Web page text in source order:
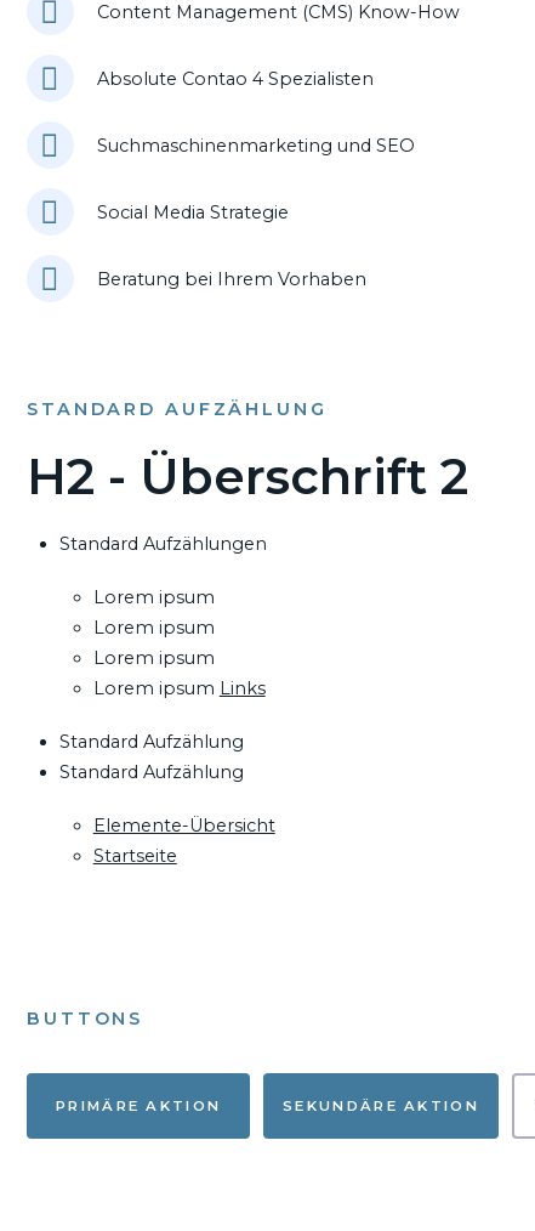
Content Management (CMS) Know-How
Absolute Contao 4 Spezialisten
Suchmaschinenmarketing und SEO
Social Media Strategie
Beratung bei Ihrem Vorhaben
STANDARD AUFZÄHLUNG
H2 - Überschrift 2
Standard Aufzählungen
Lorem ipsum
Lorem ipsum
Lorem ipsum
Lorem ipsum Links
Standard Aufzählung
Standard Aufzählung
Elemente-Übersicht
Startseite
BUTTONS
PRIMÄRE AKTION SEKUNDÄRE AKTION